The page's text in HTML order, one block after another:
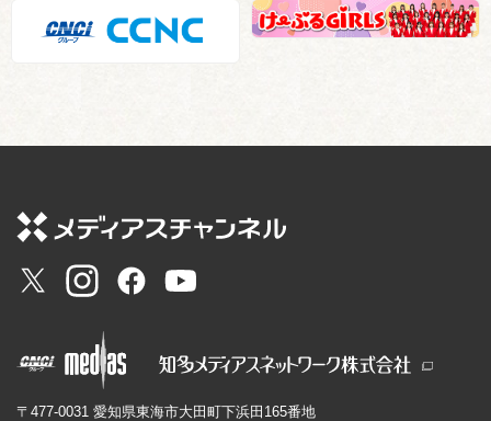
〒477-0031 愛知県東海市大田町下浜田165番地